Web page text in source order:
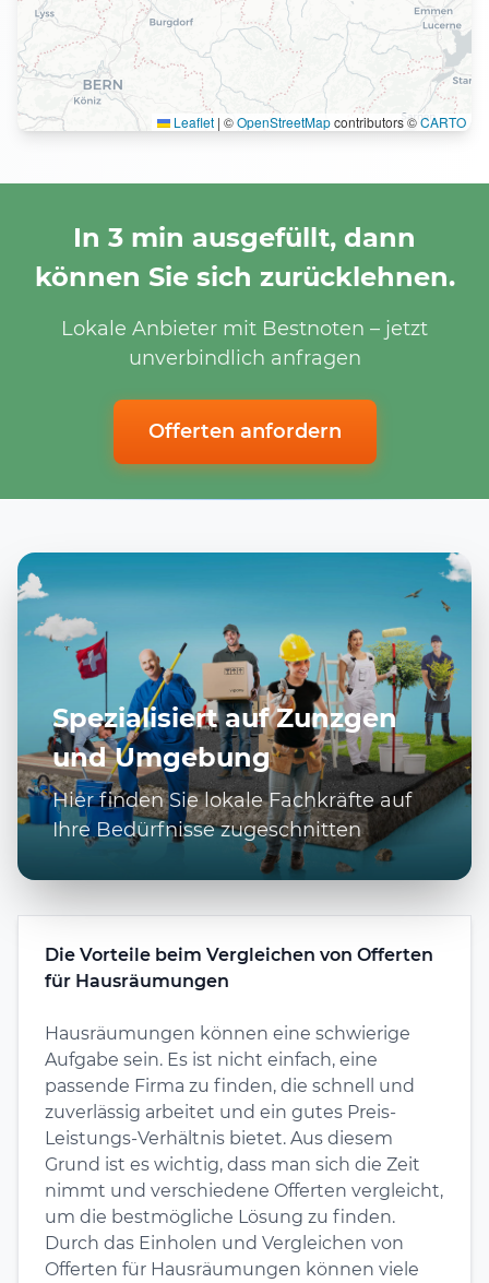
Leaflet | ©OpenStreetMapcontributors ©CARTO
In 3 min ausgefüllt, dann
können Sie sich zurücklehnen.
Lokale Anbieter mit Bestnoten – jetzt
unverbindlich anfragen
Offerten anfordern
Spezialisiert auf Zunzgen
und Umgebung
Hier finden Sie lokale Fachkräfte auf
Ihre Bedürfnisse zugeschnitten
Die Vorteile beim Vergleichen von Offerten
für Hausräumungen
Hausräumungen können eine schwierige
Aufgabe sein. Es ist nicht einfach, eine
passende Firma zu finden, die schnell und
zuverlässig arbeitet und ein gutes Preis-
Leistungs-Verhältnis bietet. Aus diesem
Grund ist es wichtig, dass man sich die Zeit
nimmt und verschiedene Offerten vergleicht,
um die bestmögliche Lösung zu finden.
Durch das Einholen und Vergleichen von
Offerten für Hausräumungen können viele